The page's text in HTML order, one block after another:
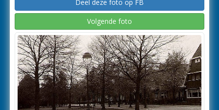
Deel deze foto op FB
Volgende foto